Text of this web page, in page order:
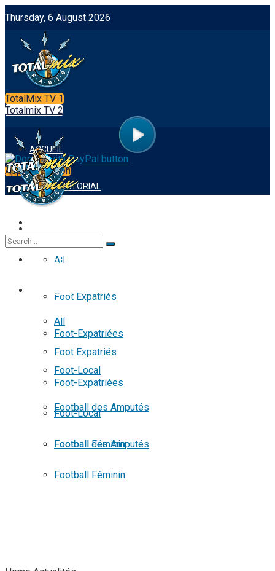
Thursday, 6 August 2026
TotalMix TV 1
Totalmix TV 2
App Integration
ACCUEIL
NOTRE EDITORIAL
All
Foot Expatriés
Foot-Expatriées
Foot-Local
Football des Amputés
Football Féminin
NOTRE EDITORIAL
FOOTBALL
All
Foot Expatriés
Foot-Expatriées
Foot-Local
Football des Amputés
Football Féminin
View All Result